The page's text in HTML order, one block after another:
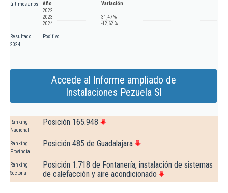
últimos años
Año
Variación
2022
2023
31,47 %
2024
-12,62 %
Resultado
2024
Positivo
Accede al Informe ampliado de
Instalaciones Pezuela Sl
Ranking
Nacional
Posición 165.948
Ranking
Provincial
Posición 485 de Guadalajara
Ranking
Sectorial
Posición 1.718 de Fontanería, instalación de sistemas
de calefacción y aire acondicionado